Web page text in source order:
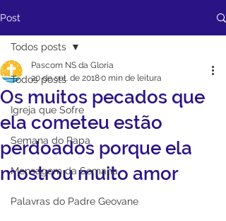
Post
Todos posts
Igreja que Sofre
Semana do Papa
Mensagem da Semana
Palavras do Padre Geovane
Todos posts
Os muitos pecados que
ela cometeu estão
perdoados porque ela
mostrou muito amor
Pascom NS da Gloria
20 de set. de 20180 min de leitura